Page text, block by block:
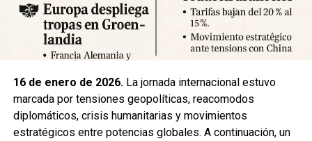
la ciudadanía priorizar la seguridad y la cooperación con
los equipos de respuesta.
Fuente: 5to Poder Agencia de Noticias
16 de enero de 2026.La jornada internacional estuvo
marcada por tensiones geopolíticas, reacomodos
diplomáticos, crisis humanitarias y movimientos
estratégicos entre potencias globales. A continuación, un